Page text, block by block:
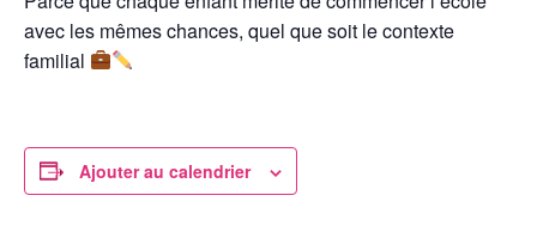
avec les mêmes chances, quel que soit le contexte
familial
Ajouter au calendrier